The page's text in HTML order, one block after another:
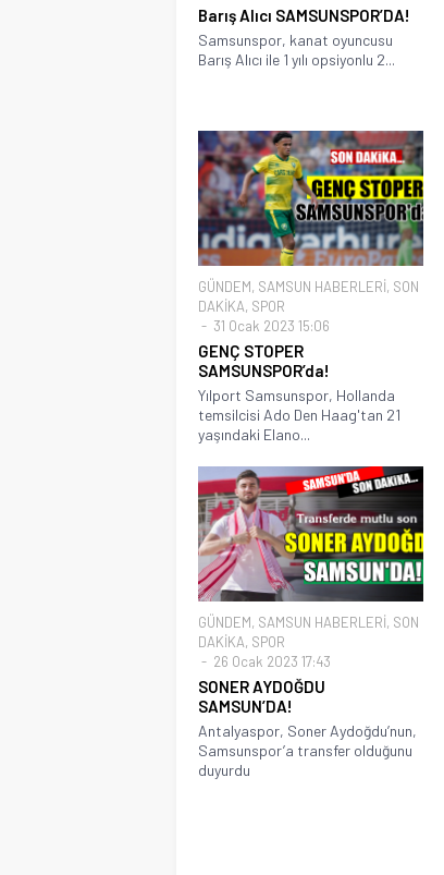
Barış Alıcı SAMSUNSPOR’DA!
Samsunspor, kanat oyuncusu
Barış Alıcı ile 1 yılı opsiyonlu 2...
GÜNDEM, SAMSUN HABERLERİ, SON
DAKİKA, SPOR
31 Ocak 2023 15:06
GENÇ STOPER
SAMSUNSPOR’da!
Yılport Samsunspor, Hollanda
temsilcisi Ado Den Haag'tan 21
yaşındaki Elano...
GÜNDEM, SAMSUN HABERLERİ, SON
DAKİKA, SPOR
26 Ocak 2023 17:43
SONER AYDOĞDU
SAMSUN’DA!
Antalyaspor, Soner Aydoğdu’nun,
Samsunspor’a transfer olduğunu
duyurdu